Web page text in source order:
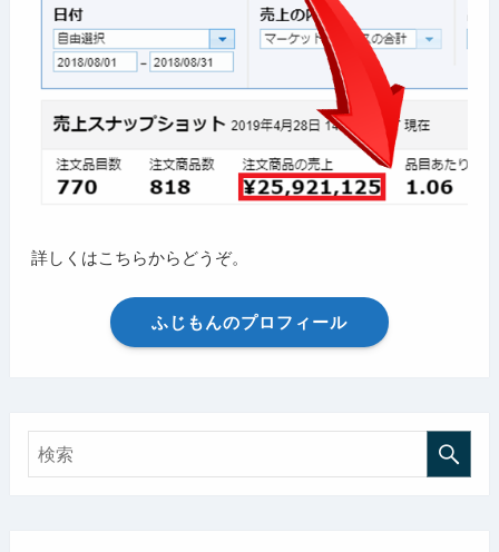
詳しくはこちらからどうぞ。
ふじもんのプロフィール